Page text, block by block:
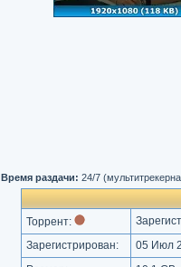
Время раздачи: 24/7
Торрент:
Зарегистрирован:
05 Июл